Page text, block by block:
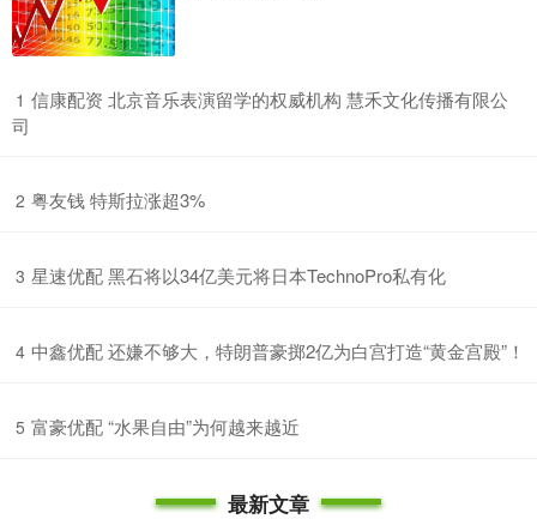
1 ​信康配资 北京音乐表演留学的权威机构 慧禾文化传播有限公
司
2 ​粤友钱 特斯拉涨超3%
3 ​星速优配 黑石将以34亿美元将日本TechnoPro私有化
4 ​中鑫优配 还嫌不够大，特朗普豪掷2亿为白宫打造“黄金宫殿”！
5 ​富豪优配 “水果自由”为何越来越近
最新文章